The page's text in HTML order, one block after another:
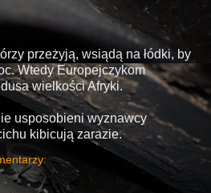
przeżyją, wsiądą na łódki, by
Wtedy Europejczykom
wielkości Afryki.
usposobieni wyznawcy
kibicują zarazie.